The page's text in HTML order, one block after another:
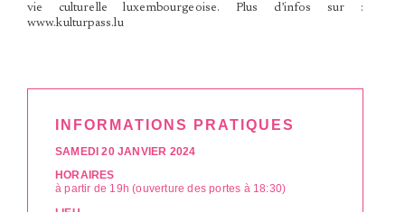
vie culturelle luxembourgeoise. Plus d’infos sur :
www.kulturpass.lu
INFORMATIONS PRATIQUES
SAMEDI 20 JANVIER 2024
HORAIRES
à partir de 19h (ouverture des portes à 18:30)